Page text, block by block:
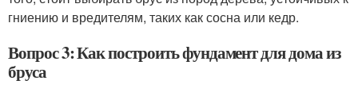
гниению и вредителям, таких как сосна или кедр.
Вопрос 3: Как построить фундамент для дома из
бруса